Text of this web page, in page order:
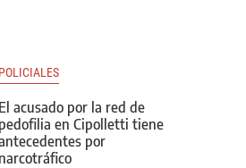
POLICIALES
El acusado por la red de
pedofilia en Cipolletti tiene
por
narcotráfico